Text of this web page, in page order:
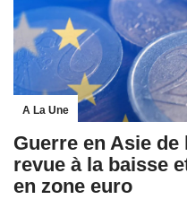
A La Une
Guerre en Asie de
revue à la baisse
en zone euro